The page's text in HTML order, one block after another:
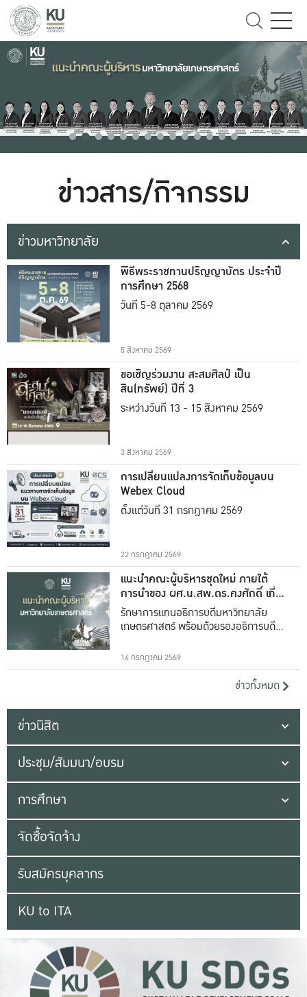
ข่าวสาร/กิจกรรม
ข่าวมหาวิทยาลัย
พิธีพระราชทานปริญญาบัตร ประจำปี
การศึกษา 2568
วันที่ 5-8 ตุลาคม 2569
5 สิงหาคม 2569
ขอเชิญร่วมงาน สะสมศิลป์ เป็น
สิน(ทรัพย์) ปีที่ 3
ระหว่างวันที่ 13 - 15 สิงหาคม 2569
3 สิงหาคม 2569
การเปลี่ยนแปลงการจัดเก็บข้อมูลบน
Webex Cloud
ตั้งแต่วันที่ 31 กรกฎาคม 2569
22 กรกฎาคม 2569
แนะนำคณะผู้บริหารชุดใหม่ ภายใต้
การนำของ ผศ.น.สพ.ดร.คงศักดิ์ เที่ยง
ธรรม
รักษาการแทนอธิการบดีมหาวิทยาลัย
เกษตรศาสตร์ พร้อมด้วยรองอธิการบดีทั้ง
14 กรกฎาคม 2569
ข่าวทั้งหมด
ข่าวนิสิต
ประชุม/สัมมนา/อบรม
การศึกษา
จัดซื้อจัดจ้าง
รับสมัครบุคลากร
KU to ITA